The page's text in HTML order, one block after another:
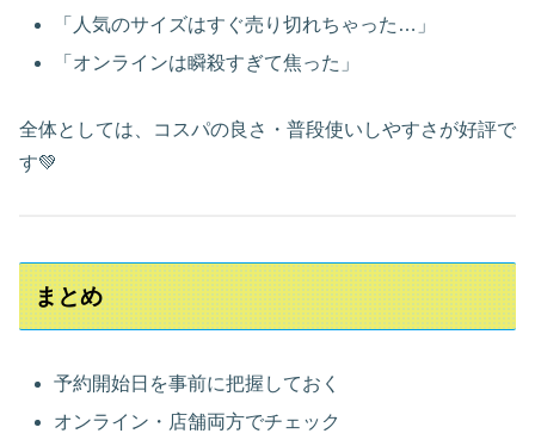
「人気のサイズはすぐ売り切れちゃった…」
「オンラインは瞬殺すぎて焦った」
全体としては、コスパの良さ・普段使いしやすさが好評で
す💚
まとめ
予約開始日を事前に把握しておく
オンライン・店舗両方でチェック